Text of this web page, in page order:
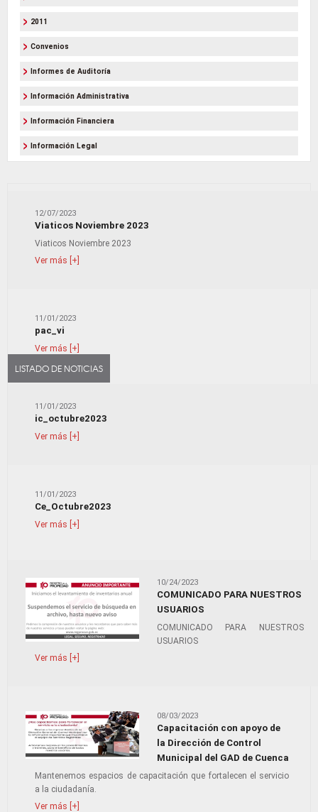
2011
Convenios
Informes de Auditoría
Información Administrativa
Información Financiera
Información Legal
LISTADO DE NOTICIAS
12/07/2023
Viaticos Noviembre 2023
Viaticos Noviembre 2023
Ver más [+]
11/01/2023
pac_vi
Ver más [+]
11/01/2023
ic_octubre2023
Ver más [+]
11/01/2023
Ce_Octubre2023
Ver más [+]
10/24/2023
COMUNICADO PARA NUESTROS
USUARIOS
COMUNICADO PARA NUESTROS
USUARIOS
Ver más [+]
08/03/2023
Capacitación con apoyo de
la Dirección de Control
Municipal del GAD de Cuenca
Mantenemos espacios de capacitación que fortalecen el servicio
a la ciudadanía.
Ver más [+]